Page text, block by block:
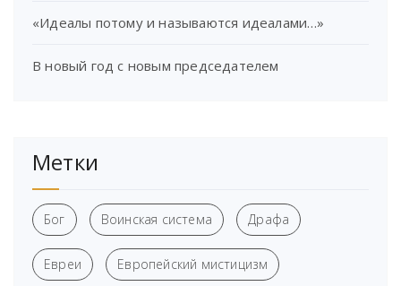
«Идеалы потому и называются идеалами…»
В новый год с новым председателем
Метки
Бог Воинская система Драфа
Евреи Европейский мистицизм